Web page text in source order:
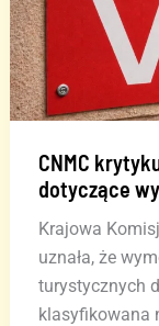
DISA
CNMC
dotyczące
Krajowa
uznała, że
turystycznych
klasyfikowana